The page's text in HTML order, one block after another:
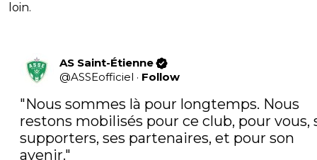
loin.
AS Saint-Étienne
@ASSEofficiel · Follow
"Nous sommes là pour longtemps. Nous
restons mobilisés pour ce club, pour vous,
supporters, ses partenaires, et pour son
avenir."